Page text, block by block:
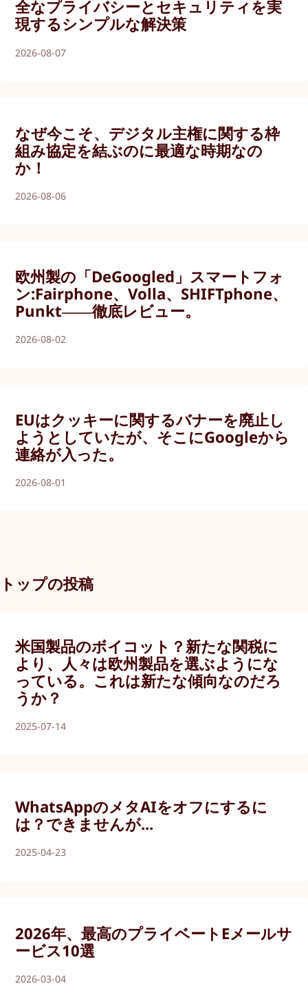
全なプライバシーとセキュリティを実
現するシンプルな解決策
2026-08-07
なぜ今こそ、デジタル主権に関する枠
組み協定を結ぶのに最適な時期なの
か！
2026-08-06
欧州製の「DeGoogled」スマートフォ
ン:Fairphone、Volla、SHIFTphone、
Punkt――徹底レビュー。
2026-08-02
EUはクッキーに関するバナーを廃止し
ようとしていたが、そこにGoogleから
連絡が入った。
2026-08-01
トップの投稿
米国製品のボイコット？新たな関税に
より、人々は欧州製品を選ぶようにな
っている。これは新たな傾向なのだろ
うか？
2025-07-14
WhatsAppのメタAIをオフにするに
は？できませんが...
2025-04-23
2026年、最高のプライベートEメールサ
ービス10選
2026-03-04